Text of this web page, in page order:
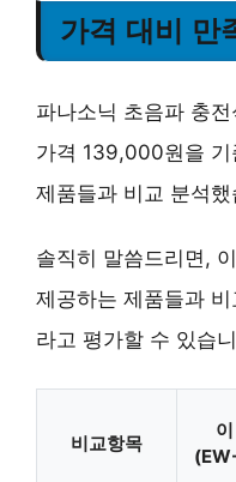
가격 대비 만
파나소닉 초음파 충
가격 139,000원을 기
제품들과 비교 분석했
솔직히 말씀드리면,
제공하는 제품들과 비
라고 평가할 수 있습
비교항목